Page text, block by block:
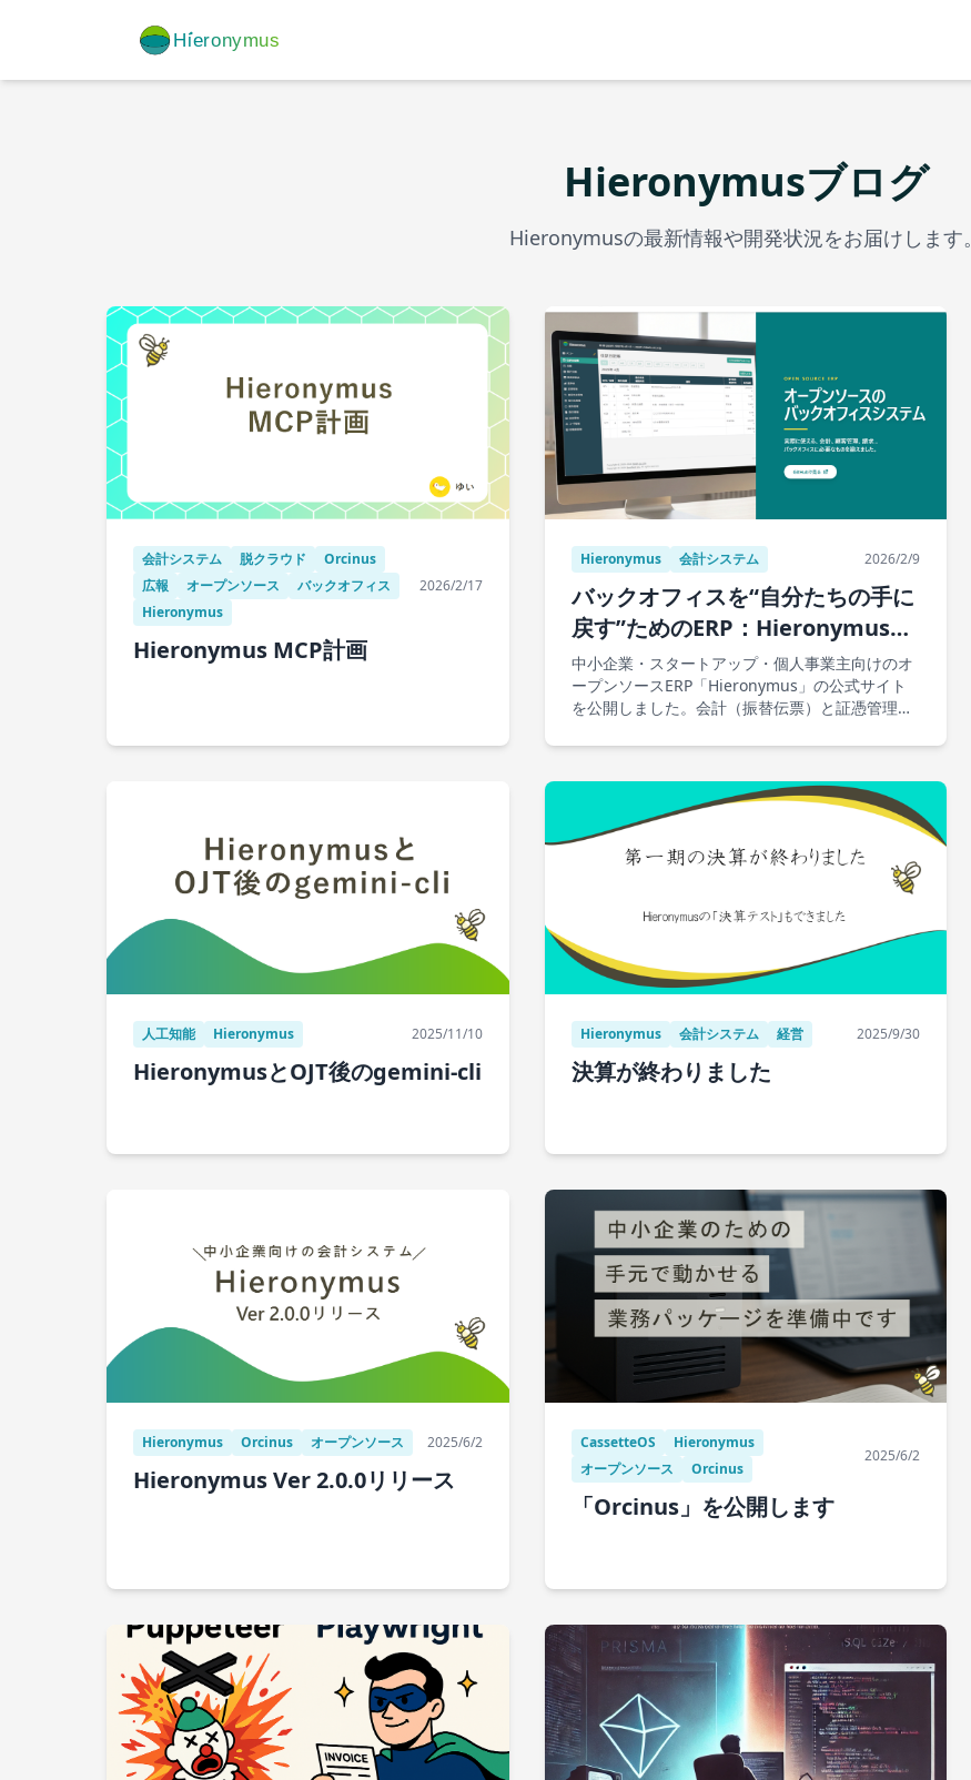
Hieronymusブログ
Hieronymusの最新情報や開発状況をお届けします。
会計システム 脱クラウド
Orcinus
広報
オープンソース
バックオフィス
Hieronymus
2026/2/17
Hieronymus MCP計画
Hieronymus 会計システム 2026/2/9
バックオフィスを“自分たちの手に
戻す”ためのERP：Hieronymus公
式サイトを公開しました🎉
中小企業・スタートアップ・個人事業主向けのオ
ープンソースERP「Hieronymus」の公式サイト
を公開しました。会計（振替伝票）と証憑管理
ルにします。
人工知能 Hieronymus 2025/11/10
HieronymusとOJT後のgemini-cli
Hieronymus 会計システム 経営 2025/9/30
決算が終わりました
Hieronymus Orcinus オープンソース 2025/6/2
Hieronymus Ver 2.0.0リリース
CassetteOS
Hieronymus
オープンソース
Orcinus
2025/6/2
「Orcinus」を公開します